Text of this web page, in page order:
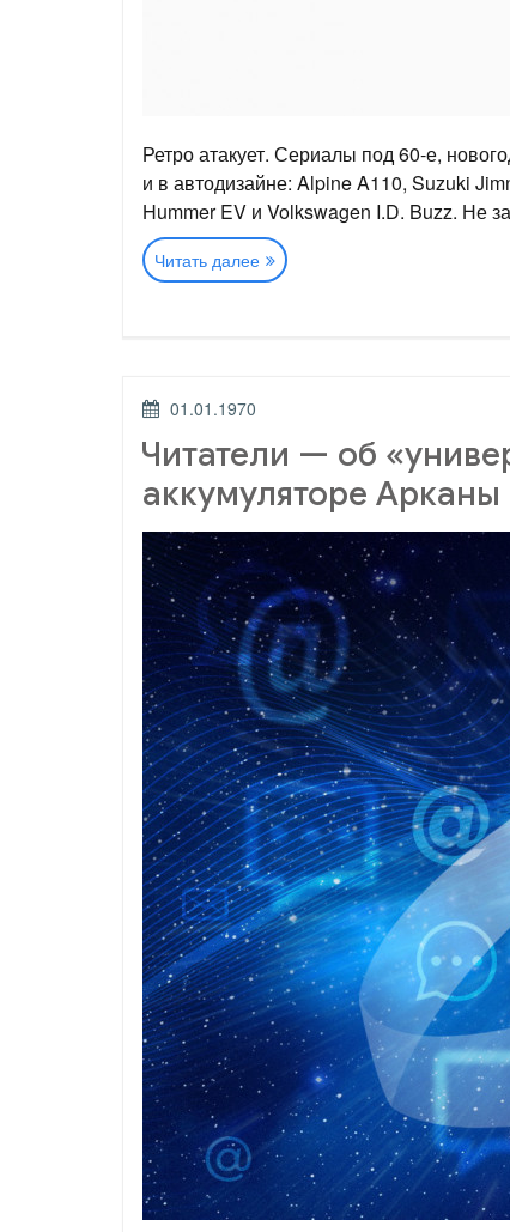
Ретро атакует. Сериалы под 60-е,
и в автодизайне: Alpine A110, Suzuki
Hummer EV и Volkswagen I.D. Buzz. Не
Читать далее «Ретродизайн:
почему
старые»
ОПУБЛИКОВАНО
01.01.1970
Читатели — об
аккумуляторе Арканы